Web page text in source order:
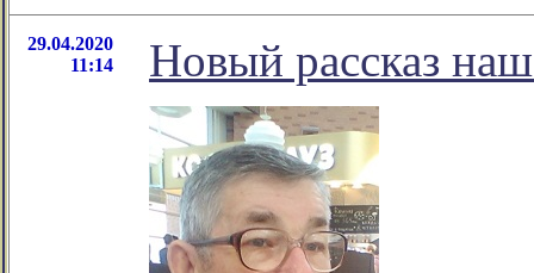
29.04.2020
11:14
Новый рассказ